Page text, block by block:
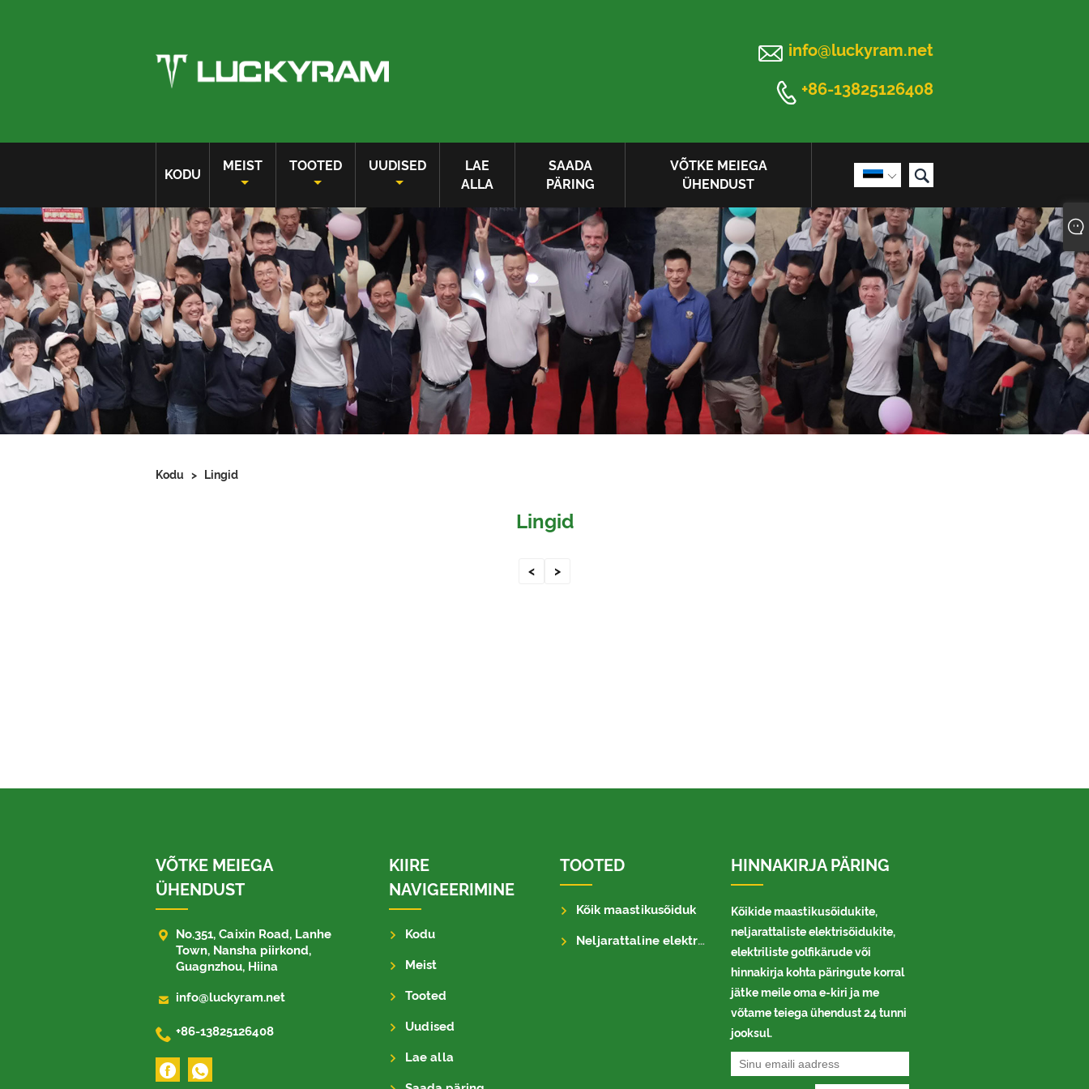
 info@luckyram.net
 +86-13825126408
 
KODU
MEIST TOOTED UUDISED
LAE
ALLA
SAADA
PÄRING
VÕTKE MEIEGA
ÜHENDUST
Kodu > Lingid
Lingid
< >
VÕTKE MEIEGA
ÜHENDUST

No.351, Caixin Road, Lanhe
Town, Nansha piirkond,
Guagnzhou, Hiina
 info@luckyram.net
 +86-13825126408
KIIRE
NAVIGEERIMINE
Kodu
Meist
Tooted
Uudised
Lae alla
TOOTED
Kõik maastikusõiduk
Neljarattaline elektrisõiduk
HINNAKIRJA PÄRING
Kõikide maastikusõidukite,
neljarattaliste elektrisõidukite,
elektriliste golfikärude või
hinnakirja kohta päringute korral
jätke meile oma e-kiri ja me
võtame teiega ühendust 24 tunni
jooksul.